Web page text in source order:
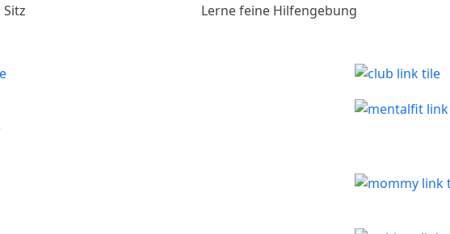
Lerne feine Hilfengebung